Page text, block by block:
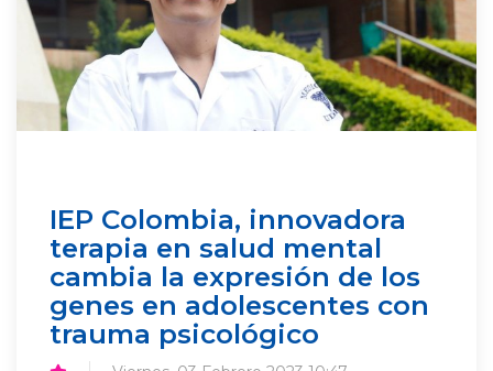
IEP Colombia, innovadora
terapia en salud mental
cambia la expresión de los
genes en adolescentes con
trauma psicológico